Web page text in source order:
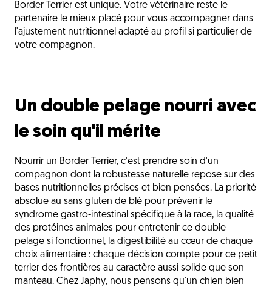
Border Terrier est unique. Votre vétérinaire reste le
partenaire le mieux placé pour vous accompagner dans
l'ajustement nutritionnel adapté au profil si particulier de
votre compagnon.
Un double pelage nourri avec
le soin qu'il mérite
Nourrir un Border Terrier, c'est prendre soin d'un
compagnon dont la robustesse naturelle repose sur des
bases nutritionnelles précises et bien pensées. La priorité
absolue au sans gluten de blé pour prévenir le
syndrome gastro-intestinal spécifique à la race, la qualité
des protéines animales pour entretenir ce double
pelage si fonctionnel, la digestibilité au cœur de chaque
choix alimentaire : chaque décision compte pour ce petit
terrier des frontières au caractère aussi solide que son
manteau. Chez Japhy, nous pensons qu'un chien bien